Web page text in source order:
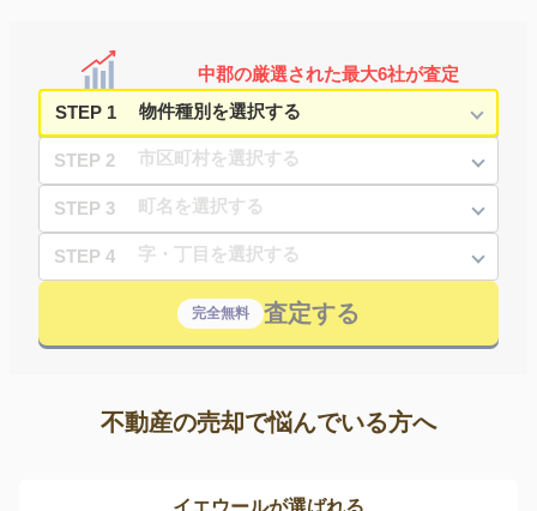
中郡の厳選された最大6社が査定
STEP 1
STEP 2
STEP 3
STEP 4
完全無料 査定する
不動産の売却で悩んでいる方へ